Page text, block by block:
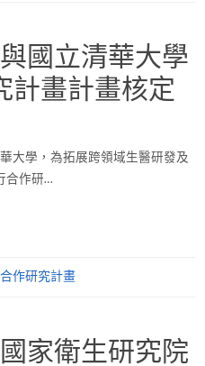
國立清華大學
計畫計畫核定
大學，為拓展跨領域生醫研發及
合作研…
作研究計畫
家衛生研究院